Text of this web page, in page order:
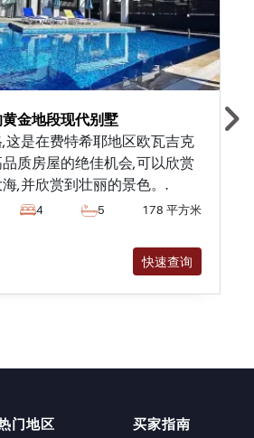
金地段现代别墅
这是在费特希耶地区欧瓦吉克
质房屋的绝佳机会,可以欣赏
,并欣赏到壮丽的景色。.
4 5 178 平方米
快速查询
门地区 买家指南